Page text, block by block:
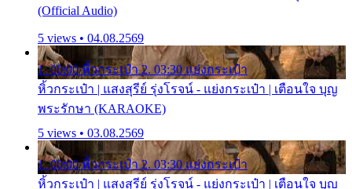
(Official Audio)
5 views • 04.08.2569
1. 00:00 หิ้วกระเป๋า 2. 03:30 แย่งกระเป๋า
หิ้วกระเป๋า | แสงสุรีย์ รุ่งโรจน์ - แย่งกระเป๋า | เตือนใจ บุญ
พระรักษา (KARAOKE)
5 views • 03.08.2569
1. 00:00 หิ้วกระเป๋า 2. 03:30 แย่งกระเป๋า
หิ้วกระเป๋า | แสงสุรีย์ รุ่งโรจน์ - แย่งกระเป๋า | เตือนใจ บุญ